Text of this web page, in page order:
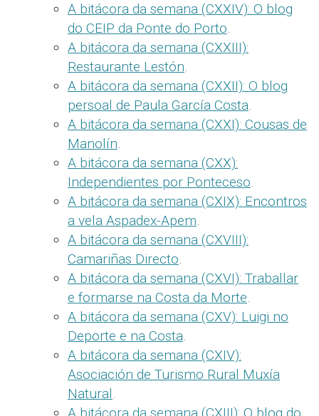
A bitácora da semana (CXXIV): O blog
do CEIP da Ponte do Porto.
A bitácora da semana (CXXIII):
Restaurante Lestón.
A bitácora da semana (CXXII): O blog
persoal de Paula García Costa.
A bitácora da semana (CXXI): Cousas de
Manolín.
A bitácora da semana (CXX):
Independientes por Ponteceso.
A bitácora da semana (CXIX): Encontros
a vela Aspadex-Apem.
A bitácora da semana (CXVIII):
Camariñas Directo.
A bitácora da semana (CXVI): Traballar
e formarse na Costa da Morte.
A bitácora da semana (CXV): Luigi no
Deporte e na Costa.
A bitácora da semana (CXIV):
Asociación de Turismo Rural Muxía
Natural.